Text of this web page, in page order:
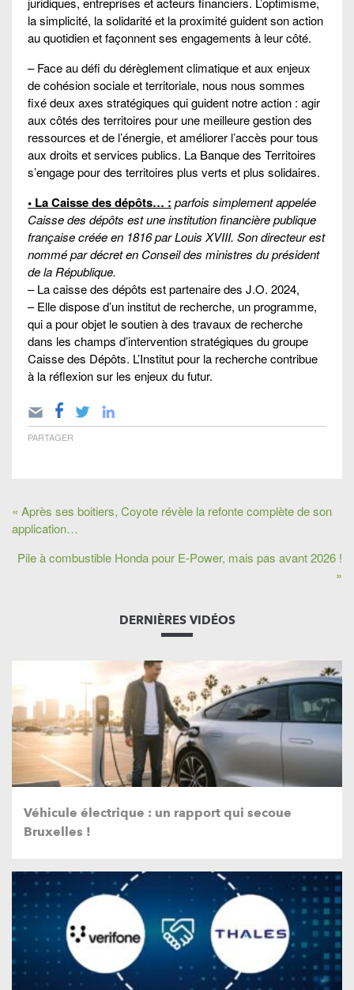
la simplicité, la solidarité et la proximité guident son action
au quotidien et façonnent ses engagements à leur côté.
– Face au défi du dérèglement climatique et aux enjeux
de cohésion sociale et territoriale, nous nous sommes
fixé deux axes stratégiques qui guident notre action : agir
aux côtés des territoires pour une meilleure gestion des
ressources et de l’énergie, et améliorer l’accès pour tous
aux droits et services publics. La Banque des Territoires
s’engage pour des territoires plus verts et plus solidaires.
• La Caisse des dépôts… : parfois simplement appelée
Caisse des dépôts est une institution financière publique
française créée en 1816 par Louis XVIII. Son directeur est
nommé par décret en Conseil des ministres du président
de la République.
–La caisse des dépôts est partenaire des J.O. 2024,
– Elle dispose d’un institut de recherche, un programme,
qui a pour objet le soutien à des travaux de recherche
dans les champs d’intervention stratégiques du groupe
Caisse des Dépôts. L’Institut pour la recherche contribue
à la réflexion sur les enjeux du futur.
PARTAGER
« Après ses boitiers, Coyote révèle la refonte complète de son
application…
Pile à combustible Honda pour E-Power, mais pas avant 2026 !
»
DERNIÈRES VIDÉOS
Véhicule électrique : un rapport qui secoue
Bruxelles !